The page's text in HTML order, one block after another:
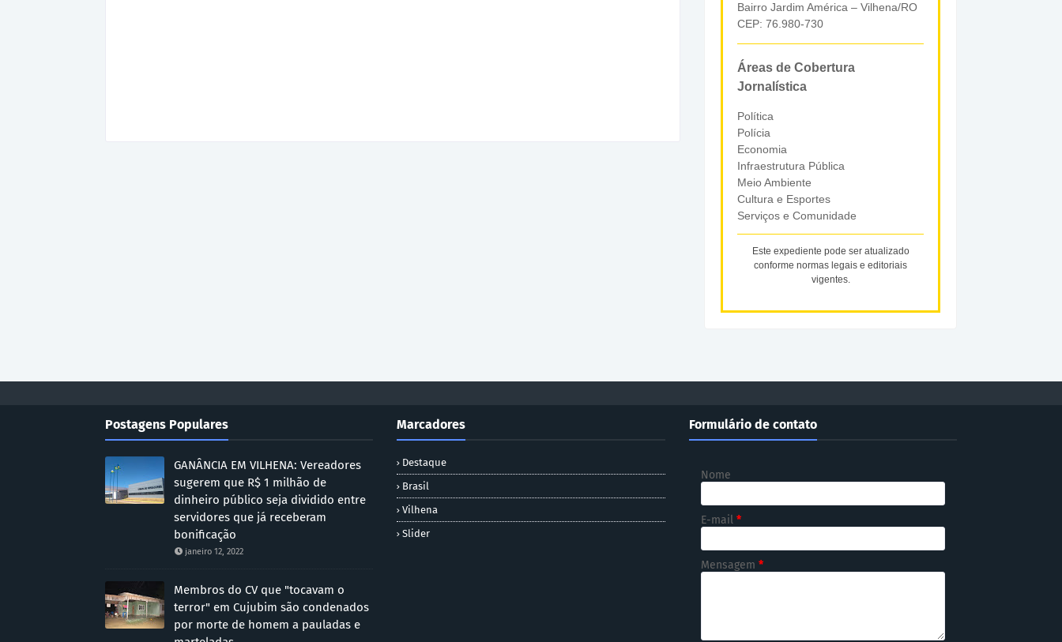
Bairro Jardim América – Vilhena/RO
CEP: 76.980-730
Áreas de Cobertura
Jornalística
Política
Polícia
Economia
Infraestrutura Pública
Meio Ambiente
Cultura e Esportes
Serviços e Comunidade
Este expediente pode ser atualizado
conforme normas legais e editoriais
vigentes.
Postagens Populares
GANÂNCIA EM VILHENA: Vereadores
sugerem que R$ 1 milhão de
dinheiro público seja dividido entre
servidores que já receberam
bonificação
janeiro 12, 2022
Membros do CV que "tocavam o
terror" em Cujubim são condenados
por morte de homem a pauladas e
Marcadores
Destaque
Brasil
Vilhena
Slider
Formulário de contato
Nome
E-mail *
Mensagem *